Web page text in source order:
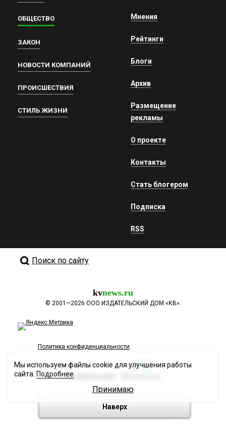
ОБЩЕСТВО
ЗАКОН
НОВОСТИ КОМПАНИЙ
ПРОИСШЕСТВИЯ
СТИЛЬ ЖИЗНИ
Мнения
Рейтинги
Блоги
Архив
Размещение
рекламы
О проекте
Контакты
Стать блогером
Подписка
RSS
Поиск по сайту
kvnews.ru
© 2001—2026 ООО ИЗДАТЕЛЬСКИЙ ДОМ «КВ».
Политика конфиденциальности
Разработка сайта
Наверх
Мы используем файлы cookie для улучшения работы
сайта. Подробнее
Принимаю